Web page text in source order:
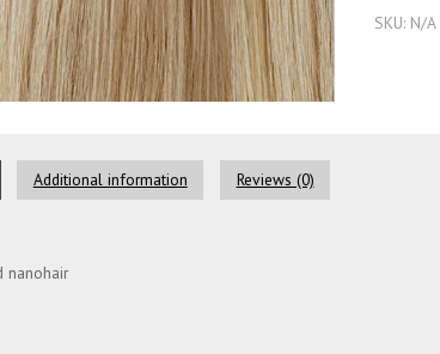
SKU: N/A
Additional information Reviews (0)
nanohair